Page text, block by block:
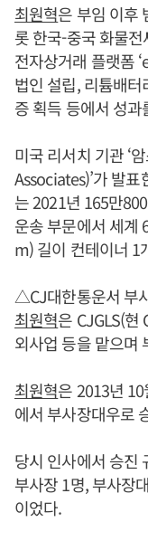
최원혁은 부임 이후
롯 한국-중국 화물전
전자상거래 플랫폼
법인 설립, 리튬배터
증 획득 등에서 성과
미국 리서치 기관 ‘
Associates)’가 발
는 2021년 165만
운송 부문에서 세계
m) 길이 컨테이너 1
△CJ대한통운서 부
최원혁은 CJGLS(현
외사업 등을 맡으며
최원혁은 2013년
에서 부사장대우로
당시 인사에서 승진
부사장 1명, 부사장
이었다.